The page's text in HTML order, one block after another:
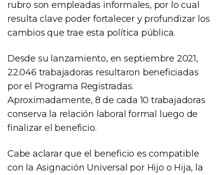
rubro son empleadas informales, por lo cual
resulta clave poder fortalecer y profundizar los
cambios que trae esta política pública.
Desde su lanzamiento, en septiembre 2021,
22.046 trabajadoras resultaron beneficiadas
por el Programa Registradas.
Aproximadamente, 8 de cada 10 trabajadoras
conserva la relación laboral formal luego de
finalizar el beneficio.
Cabe aclarar que el beneficio es compatible
con la Asignación Universal por Hijo o Hija, la